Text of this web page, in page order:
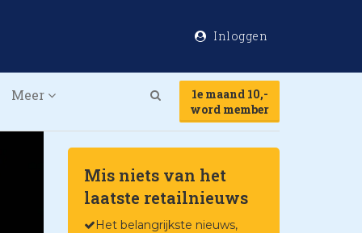
Inloggen
Meer
1e maand 10,-
word member
Mis niets van het
laatste retailnieuws
Het belangrijkste nieuws,